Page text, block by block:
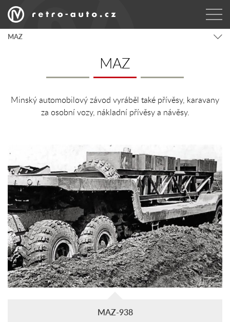
MAZ
MAZ
Minský automobilový závod vyráběl také přívěsy, karavany
za osobní vozy, nákladní přívěsy a návěsy.
MAZ-938